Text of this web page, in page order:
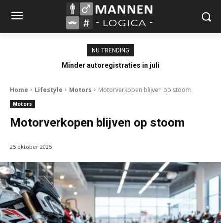
NU TRENDING
Minder autoregistraties in juli
Home Lifestyle Motors Motorverkopen blijven op stoom
Motors
Motorverkopen blijven op stoom
25 oktober 2025